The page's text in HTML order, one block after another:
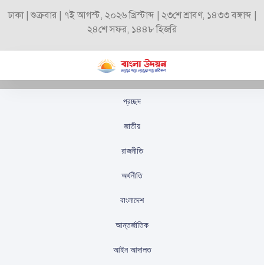
ঢাকা | শুক্রবার | ৭ই আগস্ট, ২০২৬ খ্রিস্টাব্দ | ২৩শে শ্রাবণ, ১৪৩৩ বঙ্গাব্দ |
২৪শে সফর, ১৪৪৮ হিজরি
প্রচ্ছদ
জাতীয়
রাজনীতি
অর্থনীতি
বাংলাদেশ
আন্তর্জাতিক
আইন আদালত
শতফুল ফুটতে দাও: গণতন্ত্র
ও সাম্প্রদায়িক সম্প্রীতির
প্রকাশিতঃঅক্টোবর ১৫, ২০২৫